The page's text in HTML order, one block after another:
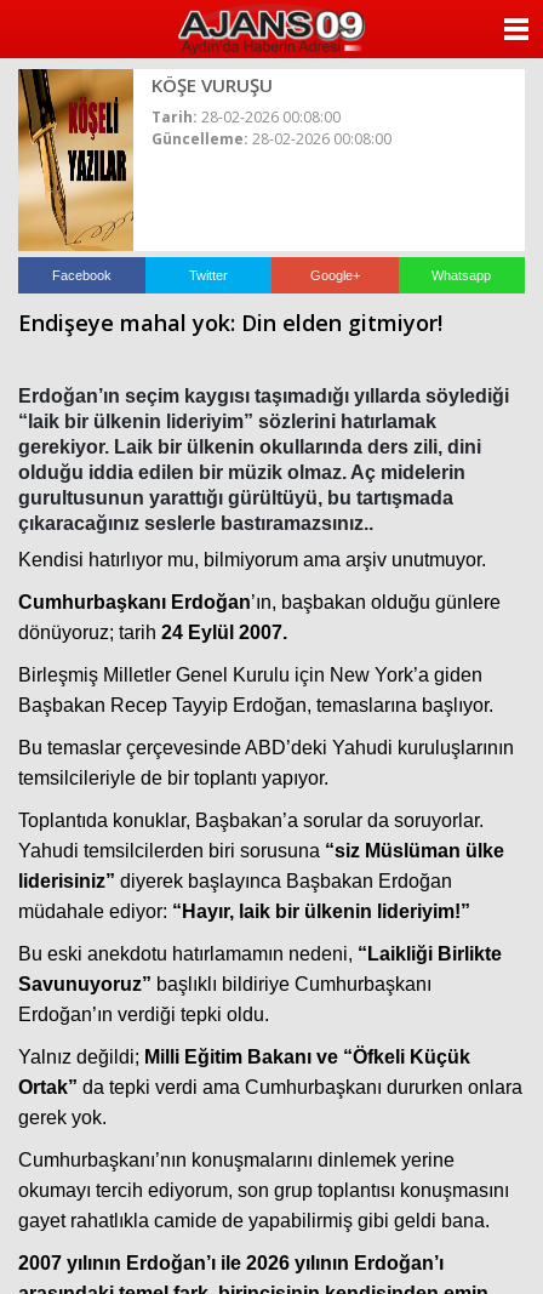
KÖŞE VURUŞU
Tarih: 28-02-2026 00:08:00
Güncelleme: 28-02-2026 00:08:00
Facebook Twitter Google+ Whatsapp
Endişeye mahal yok: Din elden gitmiyor!
Erdoğan’ın seçim kaygısı taşımadığı yıllarda söylediği
“laik bir ülkenin lideriyim” sözlerini hatırlamak
gerekiyor. Laik bir ülkenin okullarında ders zili, dini
olduğu iddia edilen bir müzik olmaz. Aç midelerin
gurultusunun yarattığı gürültüyü, bu tartışmada
çıkaracağınız seslerle bastıramazsınız..
Kendisi hatırlıyor mu, bilmiyorum ama arşiv unutmuyor.
Cumhurbaşkanı Erdoğan’ın, başbakan olduğu günlere
dönüyoruz; tarih 24 Eylül 2007.
Birleşmiş Milletler Genel Kurulu için New York’a giden
Başbakan Recep Tayyip Erdoğan, temaslarına başlıyor.
Bu temaslar çerçevesinde ABD’deki Yahudi kuruluşlarının
temsilcileriyle de bir toplantı yapıyor.
Toplantıda konuklar, Başbakan’a sorular da soruyorlar.
Yahudi temsilcilerden biri sorusuna “siz Müslüman ülke
liderisiniz” diyerek başlayınca Başbakan Erdoğan
müdahale ediyor: “Hayır, laik bir ülkenin lideriyim!”
Bu eski anekdotu hatırlamamın nedeni, “Laikliği Birlikte
Savunuyoruz” başlıklı bildiriye Cumhurbaşkanı
Erdoğan’ın verdiği tepki oldu.
Yalnız değildi; Milli Eğitim Bakanı ve “Öfkeli Küçük
Ortak” da tepki verdi ama Cumhurbaşkanı dururken onlara
gerek yok.
Cumhurbaşkanı’nın konuşmalarını dinlemek yerine
okumayı tercih ediyorum, son grup toplantısı konuşmasını
gayet rahatlıkla camide de yapabilirmiş gibi geldi bana.
2007 yılının Erdoğan’ı ile 2026 yılının Erdoğan’ı
YAZARLAR
VİDEO GALERİ
İLETİŞİM